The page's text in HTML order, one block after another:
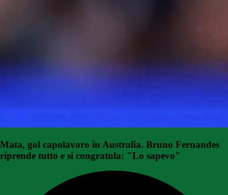
Mata, gol capolavoro in Australia. Bruno Fernandes
riprende tutto e si congratula: "Lo sapevo"